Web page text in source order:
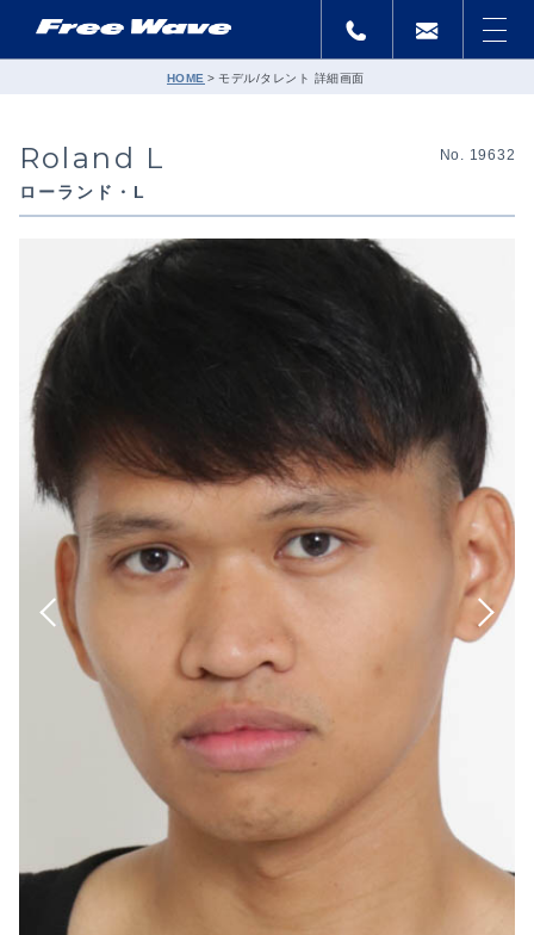
HOME モデル/タレント 詳細画面
Roland L
ローランド・L
No. 19632